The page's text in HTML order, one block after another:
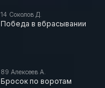
14 Соколов Д.
Победа в вбрасывании
89 Алексеев А.
Бросок по воротам